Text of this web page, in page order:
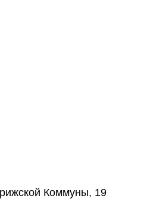
Коммуны, 19